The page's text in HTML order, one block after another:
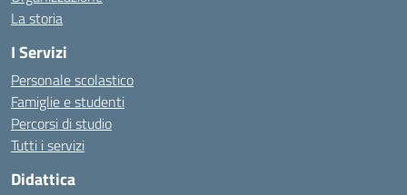
La storia
I Servizi
Personale scolastico
Famiglie e studenti
Percorsi di studio
Tutti i servizi
Didattica